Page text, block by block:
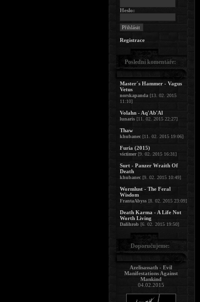
Heslo:
Registrace
Poslední komentáře:
Master´s Hammer - Vagus
Vetus
norskapanda [13. 02. 2015
11:10]
Volahn - Aq'Ab'Al
lunaris [11. 02. 2015 22:27]
Thaw
khubanec [11. 02. 2015 19:06]
Furia (2015)
victimer[9. 02. 2015 16:31]
Surt - Panzer Wraith Of
Death
khubanec [9. 02. 2015 10:49]
Wormlust - The Feral
Wisdom
FrantaAbyss [8. 02. 2015 23:09]
Death Karma - A Life Not
Worth Living
Dalihrob [6. 02. 2015 19:50]
Doporučujeme:
Azelisassath - Evil
Manifestations Against
Mankind
04.02.2015